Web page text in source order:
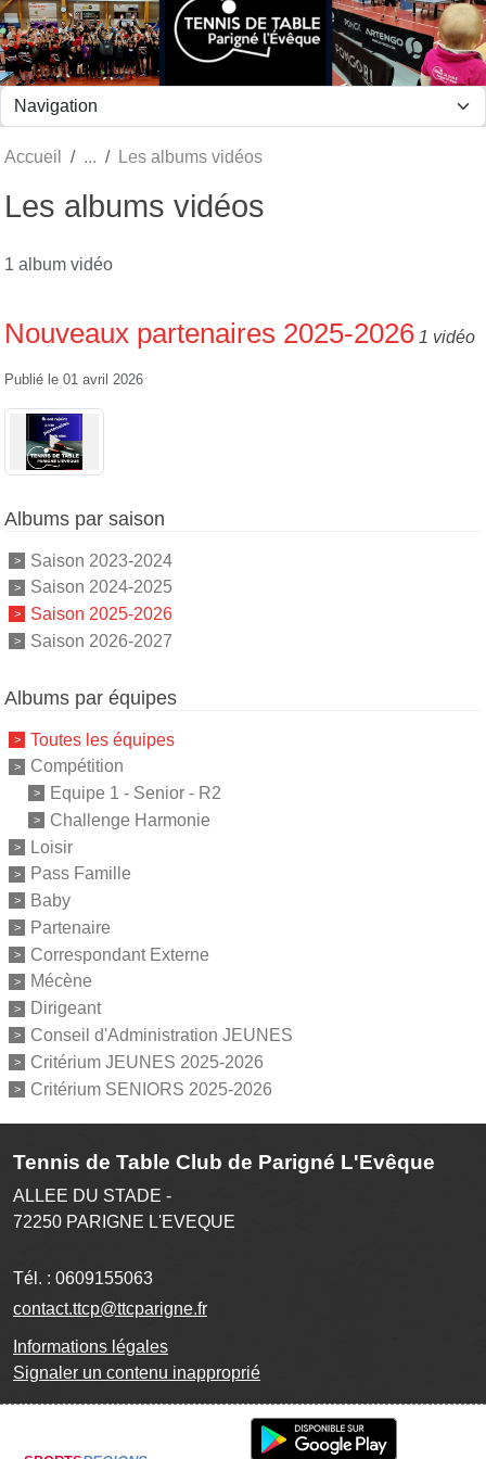
Accueil Les albums vidéos
Les albums vidéos
1 album vidéo
Nouveaux partenaires 2025-2026 1 vidéo
Publié le 01 avril 2026
Albums par saison
Saison 2023-2024
Saison 2024-2025
Saison 2025-2026
Saison 2026-2027
Albums par équipes
Toutes les équipes
Compétition
Equipe 1 - Senior - R2
Challenge Harmonie
Loisir
Pass Famille
Baby
Partenaire
Correspondant Externe
Mécène
Dirigeant
Conseil d'Administration JEUNES
Critérium JEUNES 2025-2026
Critérium SENIORS 2025-2026
Tennis de Table Club de Parigné L'Evêque
ALLEE DU STADE -
72250 PARIGNE L'EVEQUE
Tél. : 0609155063
contact.ttcp@ttcparigne.fr
Informations légales
Signaler un contenu inapproprié
Panneau de gestion des cookies